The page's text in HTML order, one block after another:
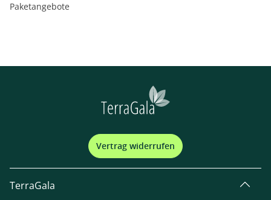
Paketangebote
Vertrag widerrufen
TerraGala